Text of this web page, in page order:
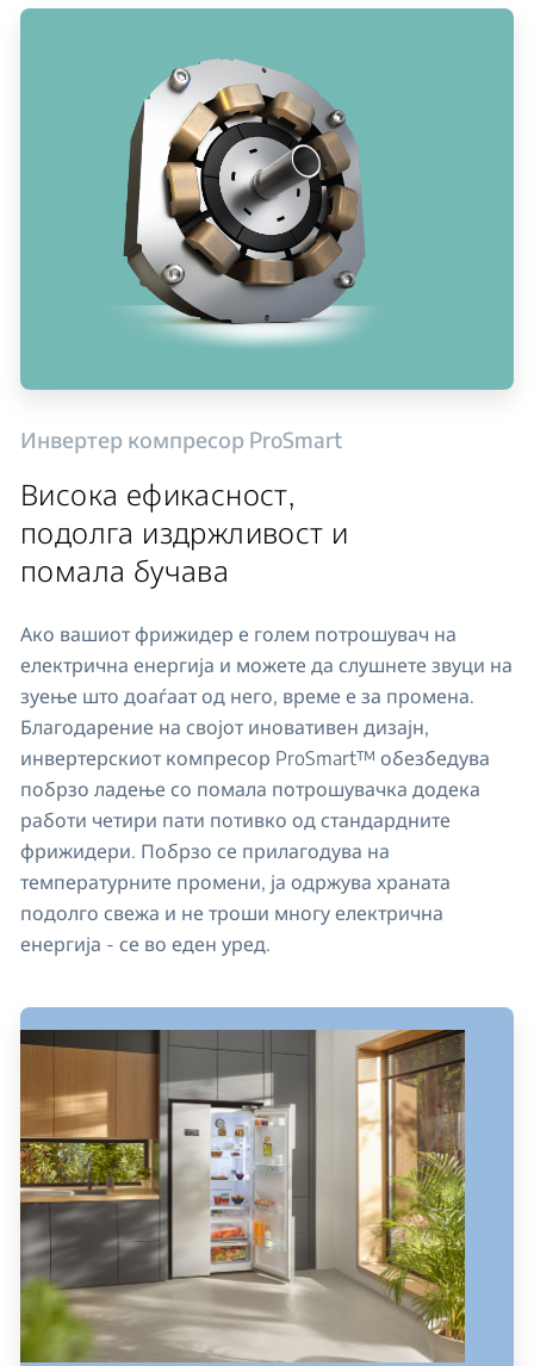
Инвертер компресор ProSmart
Висока ефикасност,
подолга издржливост и
помала бучава
Ако вашиот фрижидер е голем потрошувач на
електрична енергија и можете да слушнете звуци на
зуење што доаѓаат од него, време е за промена.
Благодарение на својот иновативен дизајн,
инвертерскиот компресор ProSmart™ обезбедува
побрзо ладење со помала потрошувачка додека
работи четири пати потивко од стандардните
фрижидери. Побрзо се прилагодува на
температурните промени, ја одржува храната
подолго свежа и не троши многу електрична
енергија - се во еден уред.